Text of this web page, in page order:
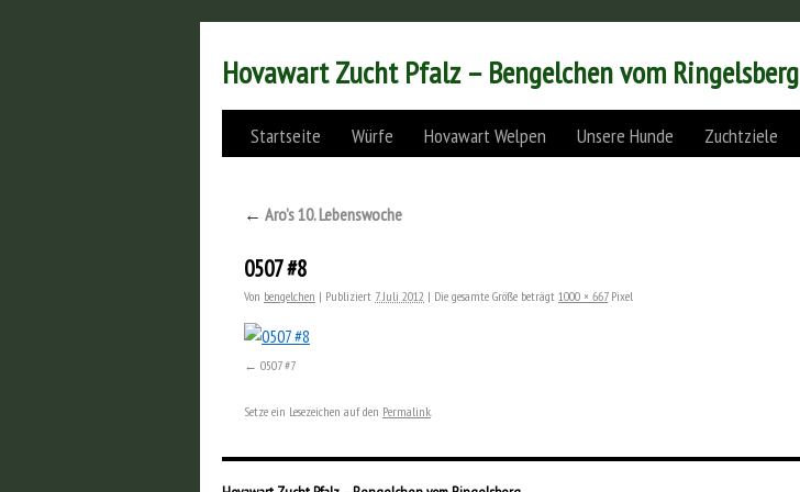
Hovawart Zucht Pfalz – Bengelchen vom Ringelsberg
Startseite Würfe Hovawart Welpen Unsere Hunde Zuchtziele
← Aro’s 10. Lebenswoche
0507 #8
Von bengelchen | Publiziert 7. Juli 2012 | Die gesamte Größe beträgt 1000 × 667Pixel
0507 #7
Setze ein Lesezeichen auf den Permalink.